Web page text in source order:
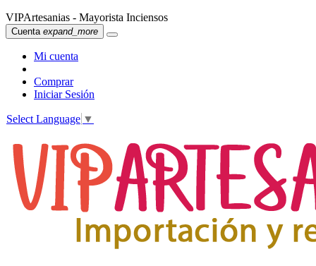
VIPArtesanias - Mayorista Inciensos
Cuenta expand_more
Mi cuenta
Comprar
Iniciar Sesión
Select Language ▼